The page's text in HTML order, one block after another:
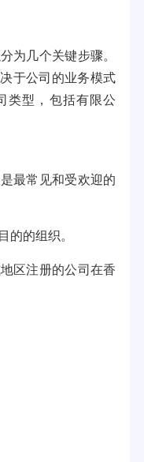
为几个关键步骤。
于公司的业务模式
类型，包括有限公
最常见和受欢迎的
的的组织。
区注册的公司在香